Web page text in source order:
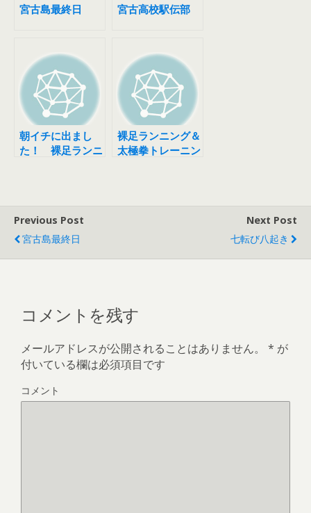
宮古島最終日 宮古高校駅伝部
朝イチに出まし
た！ 裸足ランニ
裸足ランニング＆
太極拳トレーニン
Previous Post
宮古島最終日
Next Post
七転び八起き
コメントを残す
メールアドレスが公開されることはありません。 * が
付いている欄は必須項目です
コメント